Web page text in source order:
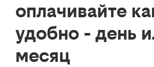
оплачивайте
удобно - день
месяц